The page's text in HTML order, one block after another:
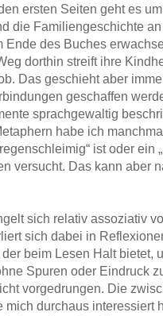
ersten Seiten geht es
die Familiengeschichte
Ende des Buches
dorthin streift ihre
Das geschieht aber
geschaffen
sprachgewaltig
habe ich
ist oder ein
versucht. Das kann aber
sich relativ assoziativ
sich dabei in
beim Lesen Halt bietet,
Spuren oder Eindruck
vorgedrungen. Die
mich durchaus interessiert